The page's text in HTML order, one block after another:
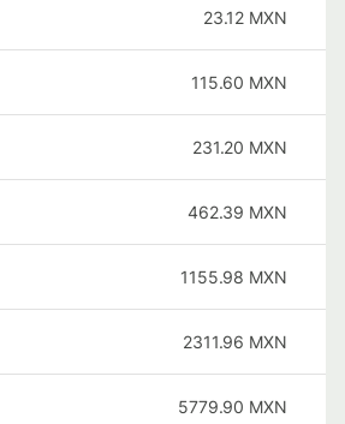
23.12 MXN
115.60 MXN
231.20 MXN
462.39 MXN
1155.98 MXN
2311.96 MXN
5779.90 MXN